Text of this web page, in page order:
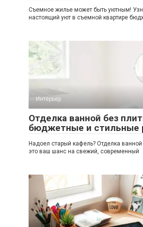
Съемное жилье может быть уютным!
настоящий уют в съемной квартире
Интерьер
Отделка ванной без
бюджетные и стильные
Надоел старый кафель? Отделка ванной
это ваш шанс на свежий, современный